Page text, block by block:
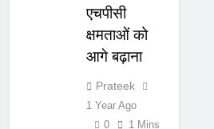
एचपीसी
क्षमताओं को
आगे बढ़ाना
Prateek
1 Year Ago
0
1 Mins